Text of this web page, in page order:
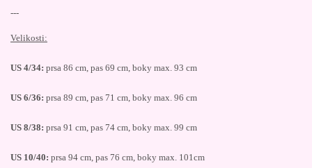
---
Velikosti:
US 4/34: prsa 86 cm, pas 69 cm, boky max. 93 cm
US 6/36: prsa 89 cm, pas 71 cm, boky max. 96 cm
US 8/38: prsa 91 cm, pas 74 cm, boky max. 99 cm
US 10/40: prsa 94 cm, pas 76 cm, boky max. 101cm